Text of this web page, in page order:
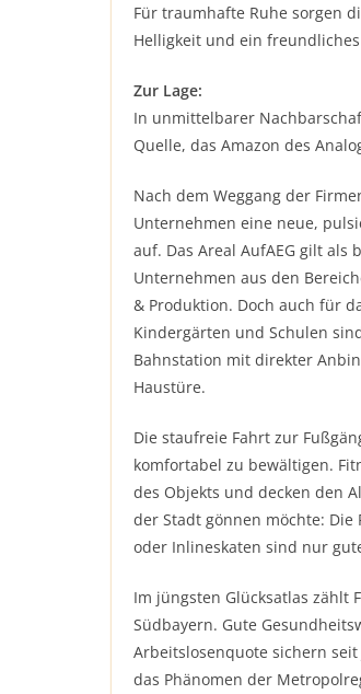
Für traumhafte Ruhe sorgen
Helligkeit und ein
Zur Lage:
In unmittelbarer
Quelle, das Amazon des
Nach dem Weggang der
Unternehmen eine neue,
auf. Das Areal AufAEG gilt
Unternehmen aus den
& Produktion. Doch auch für
Kindergärten und Schulen
Bahnstation mit direkter
Haustüre.
Die staufreie Fahrt zur
komfortabel zu bewältigen.
des Objekts und decken den
der Stadt gönnen möchte: Die
oder Inlineskaten sind nur
Im jüngsten Glücksatlas zählt
Südbayern. Gute
Arbeitslosenquote sichern
das Phänomen der